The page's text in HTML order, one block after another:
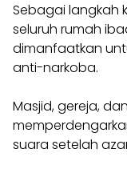
Sebagai langkah
seluruh rumah
dimanfaatkan
anti-narkoba.
Masjid, gereja,
suara setelah